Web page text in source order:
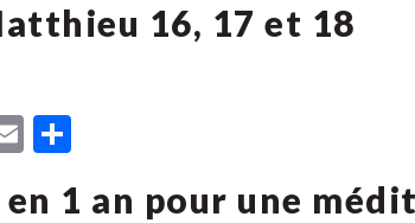
16, 17 et 18
Email
1 an pour une